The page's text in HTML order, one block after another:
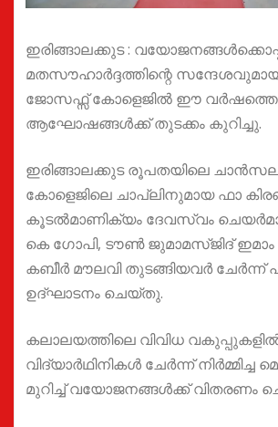
ഇരിങ്ങാലക്കുട :
മതസൗഹാർദ്ദത്തിന്റെ
ജോസഫ്സ് കോളെജിൽ ഈ വർഷത്തെ
ആഘോഷങ്ങൾക്ക് തുടക്കം കുറിച്ചു.
ഇരിങ്ങാലക്കുട രൂപതയിലെ
കോളെജിലെ ചാപ്ലിനുമായ ഫാ
കൂടൽമാണിക്യം ദേവസ്വം
കെ ഗോപി, ടൗൺ ജുമാമസ്ജിദ്
കബീർ മൗലവി തുടങ്ങിയവർ ചേർന്ന്
ഉദ്ഘാടനം ചെയ്തു.
കലാലയത്തിലെ വിവിധ
വിദ്യാർഥിനികൾ ചേർന്ന് നിർമ്മിച്ച
മുറിച്ച് വയോജനങ്ങൾക്ക് വിതരണം